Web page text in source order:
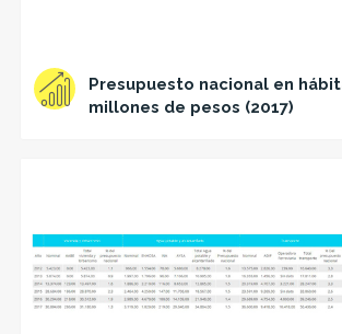
Presupuesto nacional en
millones de pesos (2017)